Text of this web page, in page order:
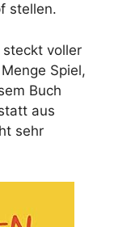
stellen.
steckt voller
Spiel,
Buch
aus
sehr